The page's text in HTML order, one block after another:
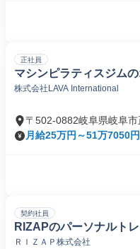
正社員
マシンピラティスジム
株式会社LAVA International
〒502-0882岐阜県岐阜市
月給25万円～51万7050円
契約社員
RIZAPのパーソナルト
ＲＩＺＡＰ株式会社